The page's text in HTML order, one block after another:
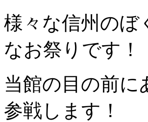
様々な信州のぼ
なお祭りです！
当館の目の前に
参戦します！